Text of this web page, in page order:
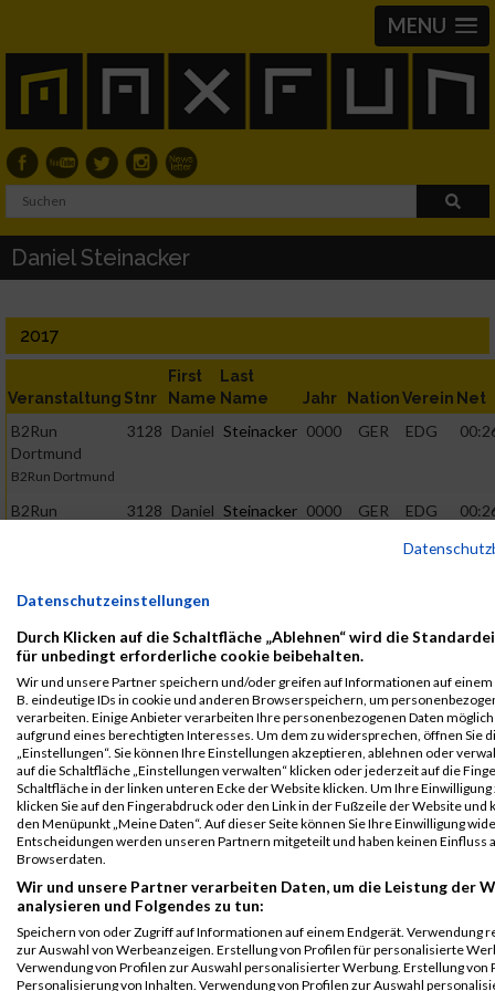
MENU
Daniel Steinacker
2017
Veranstaltung Stnr
First
Name
Last
Name
Jahr NationVerein Net
B2Run
Dortmund
B2Run Dortmund
3128 Daniel Steinacker 0000 GER EDG
B2Run
3128 Daniel Steinacker 0000 GER EDG
B2Run
Dortmund
Teamwertung
männlich
3128 Daniel
B2Run
Dortmund
Teamwertung
mixed
3128 Daniel Steinacker 0000 GER EDG
Legende:
GPos = Geschlechter Position, KPos = Kategorie Position, TPos =
Team Position, DNS = Did not start, DNF = Did not finish, DQ =
Disqualifiziert
Datenschutzeinstellungen
Durch Klicken auf die Schaltfläche „Ablehnen“ wird die
für unbedingt erforderliche cookie beibehalten.
Wir und unsere Partner speichern und/oder greifen auf Informationen auf einem
B. eindeutige IDs in cookie und anderen Browserspeichern, um
verarbeiten. Einige Anbieter verarbeiten Ihre personenbezogenen Daten
aufgrund eines berechtigten Interesses. Um dem zu widersprechen, öffnen Sie
„Einstellungen“. Sie können Ihre Einstellungen akzeptieren, ablehnen oder
auf die Schaltfläche „Einstellungen verwalten“ klicken oder jederzeit auf die
Schaltfläche in der linken unteren Ecke der Website klicken. Um Ihre
klicken Sie auf den Fingerabdruck oder den Link in der Fußzeile der Website und
den Menüpunkt „Meine Daten“. Auf dieser Seite können Sie Ihre Einwilligung
Entscheidungen werden unseren Partnern mitgeteilt und haben keinen Einfluss
Browserdaten.
Wir und unsere Partner verarbeiten Daten, um die Leistung der
analysieren und Folgendes zu tun:
Speichern von oder Zugriff auf Informationen auf einem Endgerät. Verwendung
zur Auswahl von Werbeanzeigen. Erstellung von Profilen für personalisierte
Verwendung von Profilen zur Auswahl personalisierter Werbung. Erstellung von
Personalisierung von Inhalten. Verwendung von Profilen zur Auswahl